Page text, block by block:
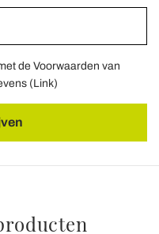
de Voorwaarden van
(Link)